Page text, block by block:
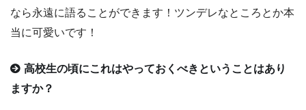
なら永遠に語ることができます！ツンデレなところとか本
当に可愛いです！
高校生の頃にこれはやっておくべきということはあり
ますか？